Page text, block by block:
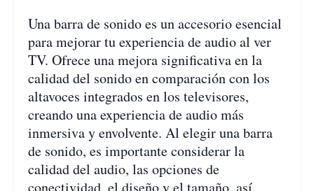
Una barra de sonido es un accesorio esencial
para mejorar tu experiencia de audio al ver
TV. Ofrece una mejora significativa en la
calidad del sonido en comparación con los
altavoces integrados en los televisores,
creando una experiencia de audio más
inmersiva y envolvente. Al elegir una barra
de sonido, es importante considerar la
calidad del audio, las opciones de